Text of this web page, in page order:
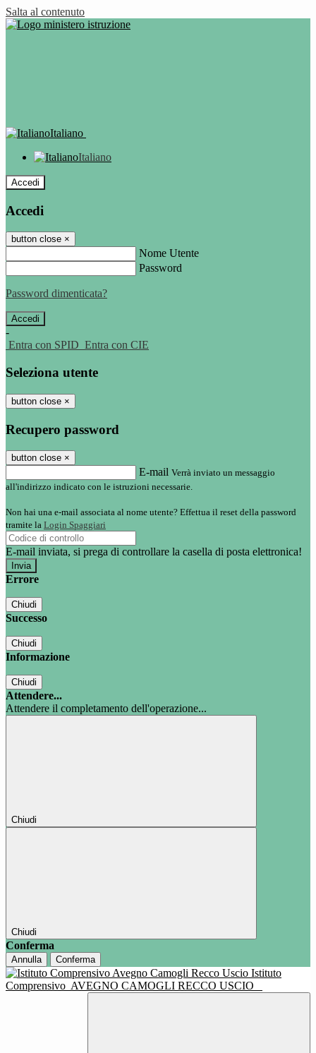
Salta al contenuto
Italiano
Italiano
Accedi
Accedi
button close ×
Nome Utente
Password
Password dimenticata?
-
Entra con SPID Entra con CIE
Seleziona utente
button close ×
Recupero password
button close ×
E-mail Verrà inviato un messaggio
all'indirizzo indicato con le istruzioni necessarie.
Non hai una e-mail associata al nome utente? Effettua il reset della password
tramite la Login Spaggiari
E-mail inviata, si prega di controllare la casella di posta elettronica!
Errore
Chiudi
Successo
Chiudi
Informazione
Chiudi
Attendere...
Attendere il completamento dell'operazione...
Chiudi
Chiudi
Conferma
Annulla Conferma
Istituto
Comprensivo AVEGNO CAMOGLI RECCO USCIO